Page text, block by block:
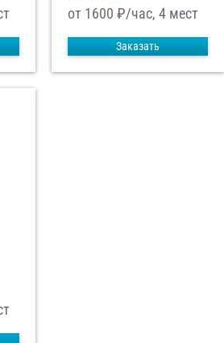
от 1600 ₽/час, 4 мест
Заказать